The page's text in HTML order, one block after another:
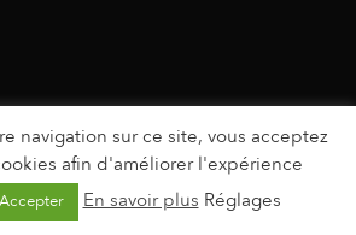
navigation sur ce site, vous acceptez
afin d'améliorer l'expérience
Accepter En savoir plus Réglages